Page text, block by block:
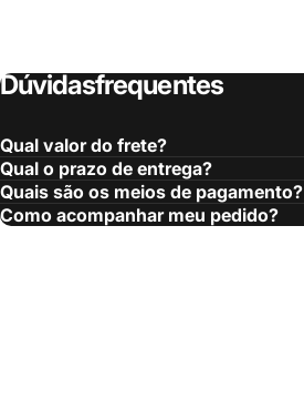
Dúvidasfrequentes
Qual valor do frete?
Qual o prazo de entrega?
Quais são os meios de pagamento?
Como acompanhar meu pedido?